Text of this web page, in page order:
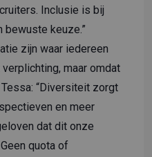
Inclusie is bij
bewuste keuze.”
zijn waar iedereen
maar omdat
“Diversiteit zorgt
en meer
dat dit onze
quota of